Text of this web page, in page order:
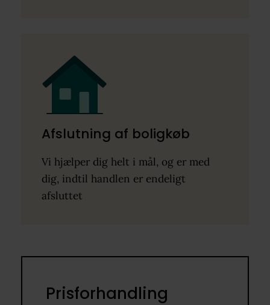
Afslutning af boligkøb
Vi hjælper dig helt i mål, og er med
dig, indtil handlen er endeligt
afsluttet
Prisforhandling